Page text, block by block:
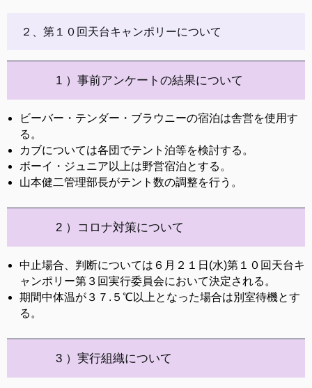
２、第１０回天台キャンポリーについて
1 ）事前アンケートの結果について
ビーバー・テンダー・ブラウニーの宿泊は舎営を使用す
る。
カブについては各団でテント泊等を検討する。
ボーイ・ジュニア以上は野営宿泊とする。
山本健二管理部長がテント数の調整を行う。
2 ）コロナ対策について
中止場合、判断については６月２１日(水)第１０回天台キ
ャンポリー第３回実行委員会において決定される。
期間中体温が３７.５℃以上となった場合は別室待機とす
る。
3 ）実行組織について